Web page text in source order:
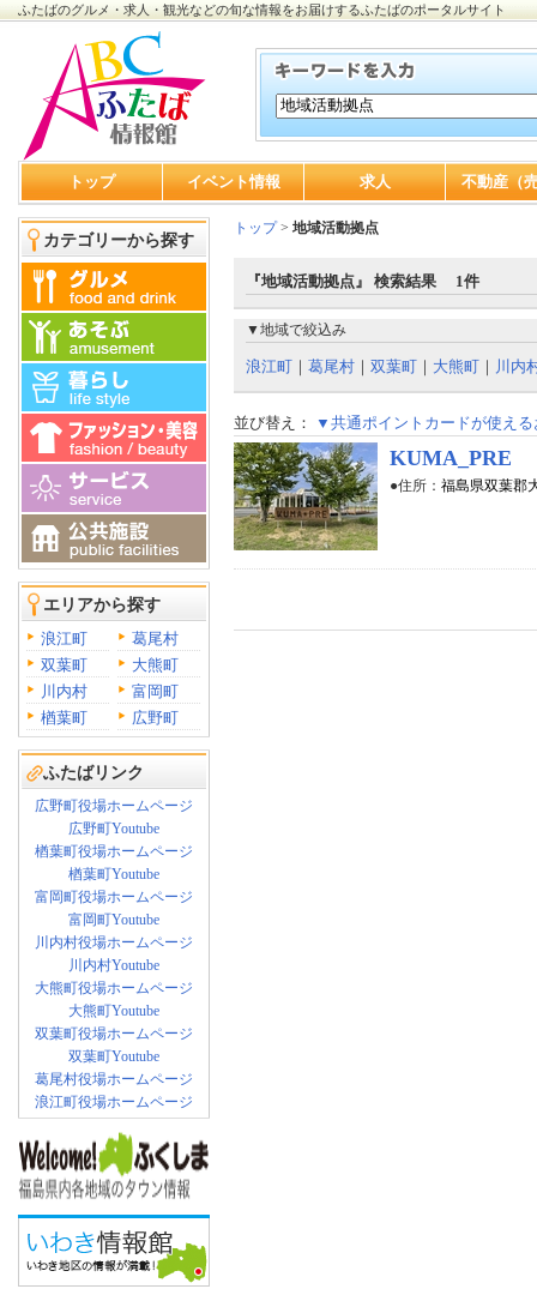
ふたばのグルメ・求人・観光などの旬な情報をお届けするふたばのポータルサイト
トップ イベント情報 求人 不動産（
カテゴリーから探す
エリアから探す
浪江町
葛尾村
双葉町
大熊町
川内村
富岡町
楢葉町
広野町
ふたばリンク
広野町役場ホームページ
広野町Youtube
楢葉町役場ホームページ
楢葉町Youtube
富岡町役場ホームページ
富岡町Youtube
川内村役場ホームページ
川内村Youtube
大熊町役場ホームページ
大熊町Youtube
双葉町役場ホームページ
双葉町Youtube
葛尾村役場ホームページ
浪江町役場ホームページ
トップ> 地域活動拠点
『地域活動拠点』 検索結果 1件
▼地域で絞込み
浪江町 ｜ 葛尾村 ｜ 双葉町 ｜ 大熊町 ｜ 川内
並び替え： ▼共通ポイントカードが使える
KUMA_PRE
●住所： 福島県双葉郡